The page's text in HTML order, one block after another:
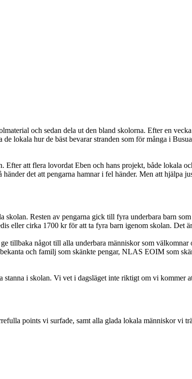
och sedan dela ut den bland skolorna. Efter en
lokala hur de bäst bevarar stranden som för många i
Efter att flera lovordat Eben och hans projekt, både lokala
det att pengarna hamnar i fel händer. Men att hjälpa
skolan. Resten av pengarna gick till fyra underbara barn
eller cirka 1700 kr för att ta fyra barn igenom skolan. Det
tillbaka något till alla underbara människor som välkomnar
och familj som skänkte pengar, NLAS EOIM som
i skolan. Vi vet i dagsläget inte riktigt om vi kommer
points vi surfade, samt alla glada lokala människor vi